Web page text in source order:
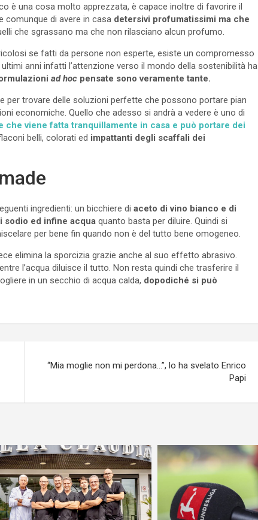
è una cosa molto apprezzata, è capace inoltre di favorire il
comunque di avere in casa detersivi profumatissimi ma che
che sgrassano ma che non rilasciano alcun profumo.
se fatti da persone non esperte, esiste un compromesso
ultimi anni infatti l’attenzione verso il mondo della sostenibilità ha
ad hoc pensate sono veramente tante.
per trovare delle soluzioni perfette che possono portare pian
economiche. Quello che adesso si andrà a vedere è uno di
che viene fatta tranquillamente in casa e può portare dei
belli, colorati ed impattanti degli scaffali dei
ingredienti: un bicchiere di aceto di vino bianco e di
ed infine acqua quanto basta per diluire. Quindi si
per bene fin quando non è del tutto bene omogeneo.
elimina la sporcizia grazie anche al suo effetto abrasivo.
l’acqua diluisce il tutto. Non resta quindi che trasferire il
in un secchio di acqua calda, dopodiché si può
“Mia moglie non mi perdona…”, lo ha svelato Enrico
Papi